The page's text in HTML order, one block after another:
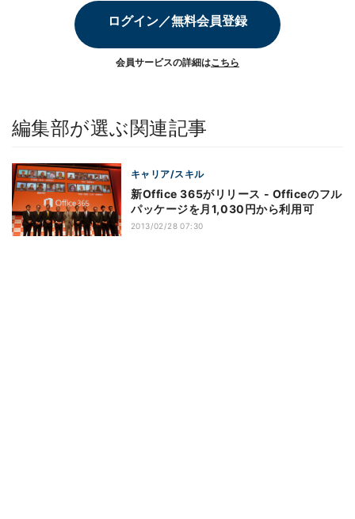
ログイン／無料会員登録
会員サービスの詳細はこちら
編集部が選ぶ関連記事
キャリア/スキル
新Office 365がリリース - Officeのフル
パッケージを月1,030円から利用可
2013/02/28 07:30